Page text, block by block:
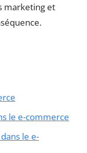
marketing et
le e-commerce
le e-